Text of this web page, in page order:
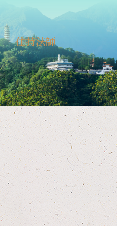
住持法師
從慈法師介紹
從慈法師輯錄